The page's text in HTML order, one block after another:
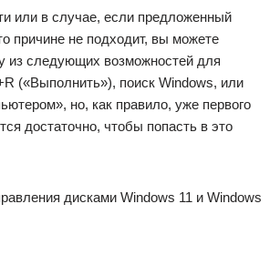
или в случае, если предложенный
причине не подходит, вы можете
из следующих возможностей для
(«Выполнить»), поиск Windows, или
но, как правило, уже первого
достаточно, чтобы попасть в это